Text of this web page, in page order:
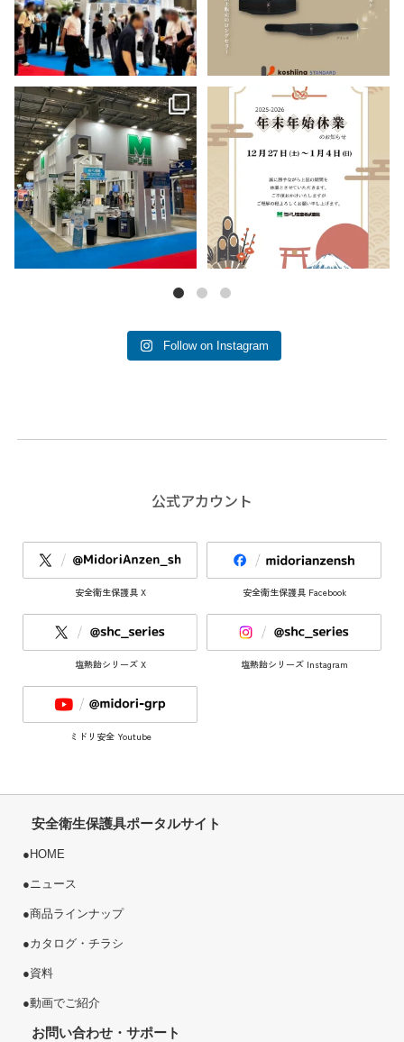
.
お知らせ
本日、「第13回 労働安全衛生展（東
京）」
...
15 0
＼年末年始休業のお知らせ
...
11 0
Follow on Instagram
公式アカウント
安全衛生保護具 X 安全衛生保護具 Facebook
塩熱飴シリーズ X 塩熱飴シリーズ Instagram
ミドリ安全 Youtube
安全衛生保護具ポータルサイト
● HOME
●ニュース
●商品ラインナップ
●カタログ・チラシ
●資料
●動画でご紹介
お問い合わせ・サポート